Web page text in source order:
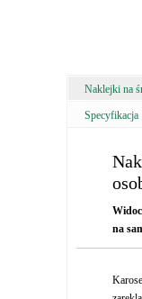
Naklejki na
Specyfikacja
na